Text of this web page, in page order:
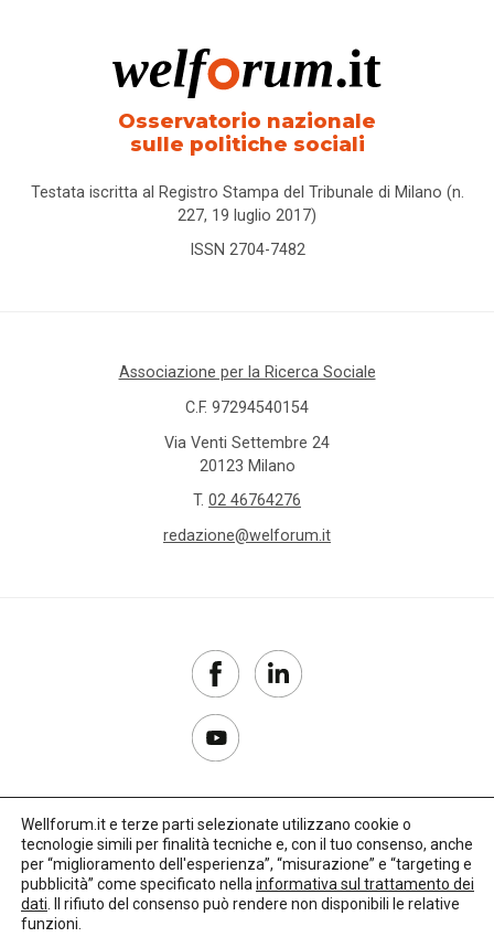
Osservatorio nazionale
sulle politiche sociali
Testata iscritta al Registro Stampa del Tribunale di Milano (n.
227, 19 luglio 2017)
ISSN 2704-7482
Associazione per la Ricerca Sociale
C.F. 97294540154
Via Venti Settembre 24
20123 Milano
T. 02 46764276
redazione@welforum.it
Copyright 2017–2026
Privacy Policy
Wellforum.it e terze parti selezionate utilizzano cookie o
tecnologie simili per finalità tecniche e, con il tuo consenso, anche
per “miglioramento dell'esperienza”, “misurazione” e “targeting e
pubblicità” come specificato nella informativa sul trattamento dei
dati . Il rifiuto del consenso può rendere non disponibili le relative
funzioni.